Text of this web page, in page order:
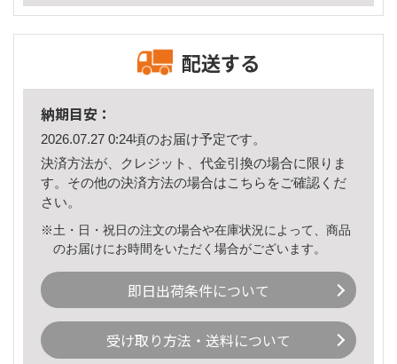
配送する
納期目安：
2026.07.27 0:24頃のお届け予定です。
決済方法が、クレジット、代金引換の場合に限りま
す。その他の決済方法の場合はこちら をご確認くだ
さい。
※土・日・祝日の注文の場合や在庫状況によって、商品
のお届けにお時間をいただく場合がございます。
即日出荷条件について
受け取り方法・送料について